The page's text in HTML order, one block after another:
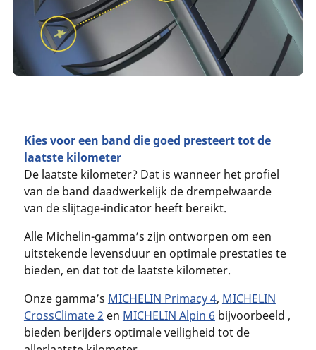
Kies voor een band die goed presteert tot de
laatste kilometer
De laatste kilometer? Dat is wanneer het profiel
van de band daadwerkelijk de drempelwaarde
van de slijtage-indicator heeft bereikt.
Alle Michelin-gamma’s zijn ontworpen om een
uitstekende levensduur en optimale prestaties te
bieden, en dat tot de laatste kilometer.
Onze gamma’s MICHELIN Primacy 4, MICHELIN
CrossClimate 2 en MICHELIN Alpin 6 bijvoorbeeld ,
bieden berijders optimale veiligheid tot de